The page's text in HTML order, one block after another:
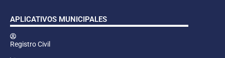
APLICATIVOS MUNICIPALES
Registro Civil